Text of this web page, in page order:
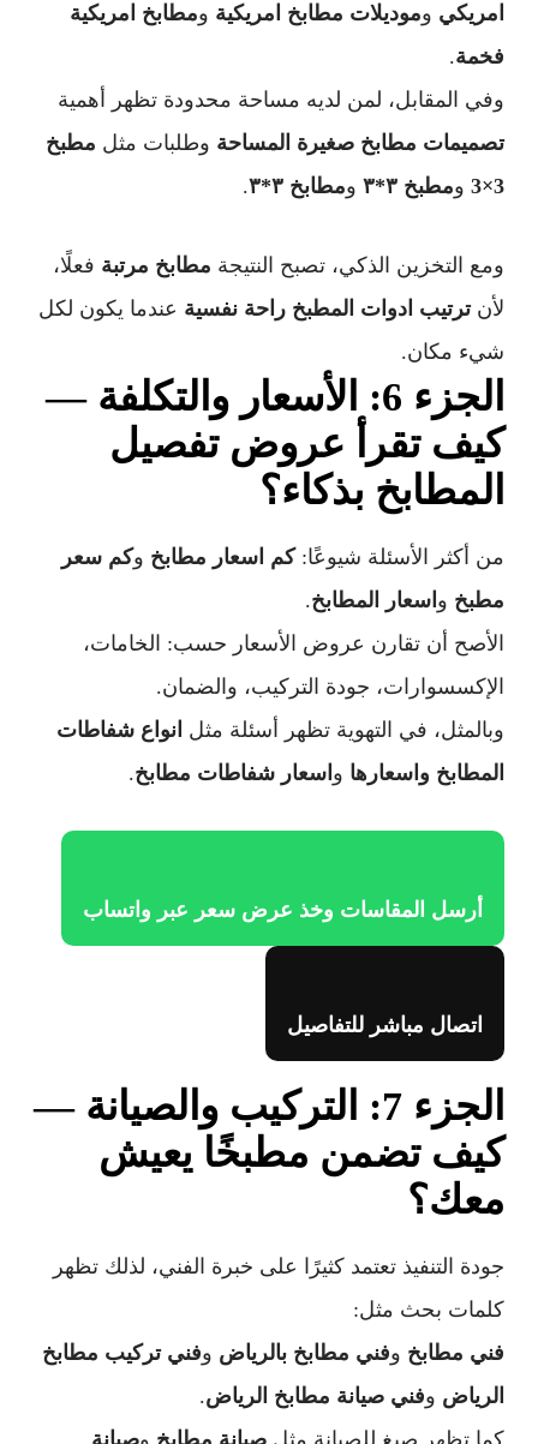
امريكي وموديلات مطابخ امريكية ومطابخ امريكية
فخمة.
وفي المقابل، لمن لديه مساحة محدودة تظهر أهمية
تصميمات مطابخ صغيرة المساحة وطلبات مثل مطبخ
3×3
ومطبخ ٣*٣ ومطابخ ٣*٣ .
ومع التخزين الذكي، تصبح النتيجة مطابخ مرتبة فعلًا،
لأنترتيب ادوات المطبخ راحة نفسية عندما يكون لكل
شيء مكان.
الجزء 6: الأسعار والتكلفة —
كيف تقرأ عروض تفصيل
المطابخ بذكاء؟
من أكثر الأسئلة شيوعًا:كم اسعار مطابخ وكم سعر
مطبخ و اسعار المطابخ.
الأصح أن تقارن عروض الأسعار حسب: الخامات،
الإكسسوارات، جودة التركيب، والضمان.
وبالمثل، في التهوية تظهر أسئلة مثل انواع شفاطات
المطابخ واسعارها و اسعار شفاطات مطابخ.
أرسل المقاسات وخذ عرض سعر عبر واتساب
اتصال مباشر للتفاصيل
الجزء 7: التركيب والصيانة —
كيف تضمن مطبخًا يعيش
معك؟
جودة التنفيذ تعتمد كثيرًا على خبرة الفني، لذلك تظهر
كلمات بحث مثل:
فني مطابخ وفني مطابخ بالرياض وفني تركيب مطابخ
الرياض وفني صيانة مطابخ الرياض.